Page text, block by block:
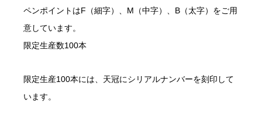
ペンポイントはF（細字）、M（中字）、B（太字）をご用
意しています。
限定生産数100本
限定生産100本には、天冠にシリアルナンバーを刻印して
います。